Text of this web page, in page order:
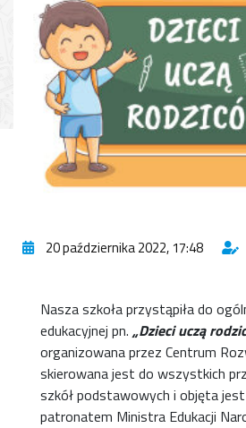
20 października 2022, 17:48
Nasza szkoła przystąpiła do
edukacyjnej pn. „Dzieci uczą
organizowana przez Centrum
skierowana jest do wszystkich
szkół podstawowych i objęta
patronatem Ministra Edukacji